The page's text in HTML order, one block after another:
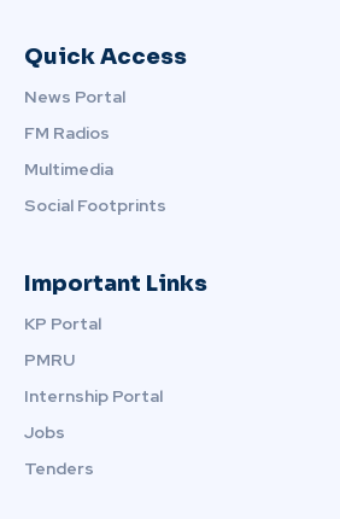
Quick Access
News Portal
FM Radios
Multimedia
Social Footprints
Important Links
KP Portal
PMRU
Internship Portal
Jobs
Tenders